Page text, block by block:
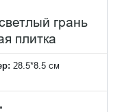
грань
плитка
28.5*8.5 см